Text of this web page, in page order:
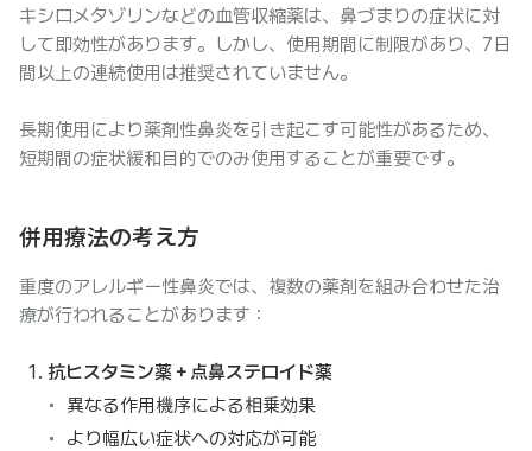
キシロメタゾリンなどの血管収縮薬は、鼻づまりの症状に対
して即効性があります。しかし、使用期間に制限があり、7日
間以上の連続使用は推奨されていません。
長期使用により薬剤性鼻炎を引き起こす可能性があるため、
短期間の症状緩和目的でのみ使用することが重要です。
併用療法の考え方
重度のアレルギー性鼻炎では、複数の薬剤を組み合わせた治
療が行われることがあります：
抗ヒスタミン薬＋点鼻ステロイド薬
異なる作用機序による相乗効果
より幅広い症状への対応が可能